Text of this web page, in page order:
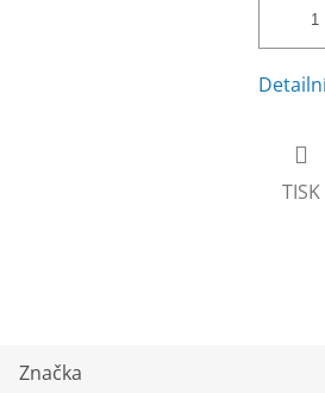
TISK
Značka